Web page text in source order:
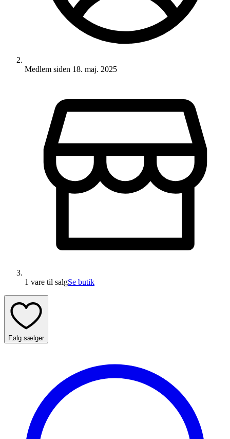
Medlem siden 18. maj. 2025
1 vare til salgSe butik
Følg sælger